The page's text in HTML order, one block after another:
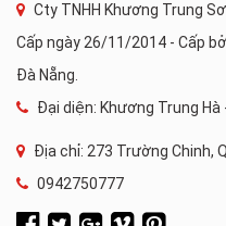
Cty TNHH Khương Trung
Cấp ngày 26/11/2014 - Cấp
Đà Nẵng.
Đại diện: Khương Trung Hà
Địa chỉ: 273 Trường Chinh,
0942750777